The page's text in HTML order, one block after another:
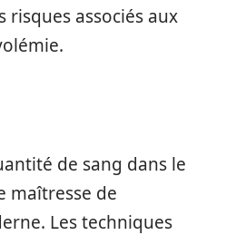
risques associés aux
de sang dans le
maîtresse de
Les techniques